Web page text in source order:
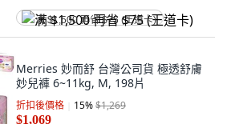
满 $1,500 再省 $75 (王道卡)
Merries 妙而舒 台灣公司貨 極透舒膚
妙兒褲 6~11kg, M, 198片
折扣後價格 15%$1,269
$1,069